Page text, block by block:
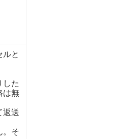
ルと
した
は無
返送
。そ